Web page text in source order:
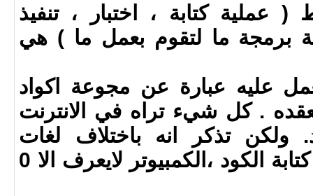
( عملية كتابة ، اختبار ، تنفيذ
برمجة ما لتقوم بعمل ما ) هي
عليه عبارة عن مجوعة اكواد
. كل شيء تراه في الانترنت
ولكن تذكر انه باختلاف لغات
البرمجة المستخدمة في كتابة الكود ،الكمبيوتر لايعرف الا 0